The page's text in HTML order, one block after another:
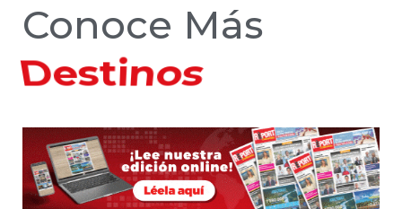
Conoce Más
Hoteles